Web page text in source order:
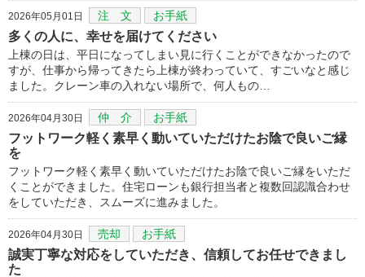
2026年05月01日 注 文 お手紙
多くの人に、幸せを届けてください
上棟の日は、平日になってしまい見に行くことができなかったので
すが、仕事から帰ってきたら上棟が終わっていて、すごいなと感じ
ました。クレーン車の入れない場所で、何人もの…
2026年04月30日 仲 介 お手紙
フットワーク軽く素早く動いていただけたお陰で良いご縁
を
フットワーク軽く素早く動いていただけたお陰で良いご縁をいただ
くことができました。住宅ローンも銀行担当者と複数回認識合わせ
をしていただき、スムーズに進みました。
2026年04月30日 売却 お手紙
誠実丁寧な対応をしていただき、信頼してお任せできまし
た